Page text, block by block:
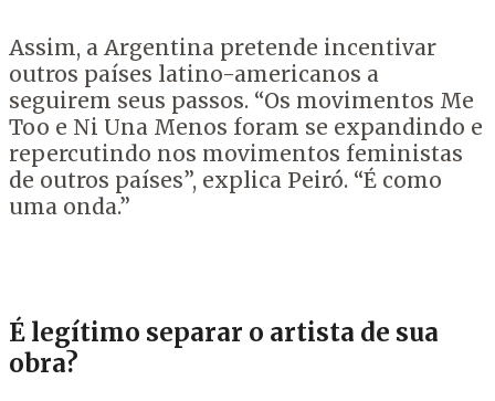
Assim, a Argentina pretende incentivar
outros países latino-americanos a
seguirem seus passos. “Os movimentos Me
Too e Ni Una Menos foram se expandindo e
repercutindo nos movimentos feministas
de outros países”, explica Peiró. “É como
uma onda.”
É legítimo separar o artista de sua
obra?